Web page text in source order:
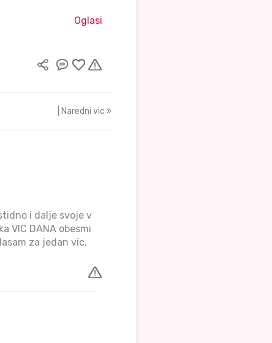
Oglasi
| Naredni vic
i dalje svoje v
VIC DANA obesmi
za jedan vic,